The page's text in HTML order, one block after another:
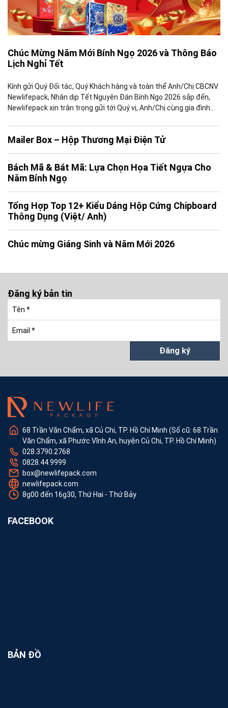
Chúc Mừng Năm Mới Bính Ngọ 2026 và Thông Báo
Lịch Nghỉ Tết
Kính gửi Quý Đối tác, Quý Khách hàng và toàn thể Anh/Chị CBCNV
Newlifepack, Nhân dịp Tết Nguyên Đán Bính Ngọ 2026 sắp đến,
Newlifepack xin trân trọng gửi tới Quý vị, Anh/Chị cùng gia đình
Mailer Box – Hộp Thương Mại Điện Tử
Bách Mã & Bát Mã: Lựa Chọn Họa Tiết Ngựa Cho
Năm Bính Ngọ
Tổng Hợp Top 12+ Kiểu Dáng Hộp Cứng Chipboard
Thông Dụng (Việt/ Anh)
Chúc mừng Giáng Sinh và Năm Mới 2026
Đăng ký bản tin
Đăng ký
68 Trần Văn Chẩm, xã Củ Chi, TP. Hồ Chí Minh (Số cũ: 68 Trần
Văn Chẩm, xã Phước Vĩnh An, huyện Củ Chi, TP. Hồ Chí Minh)
028.3790.2768
0828.44.9999
box@newlifepack.com
newlifepack.com
8g00 đến 16g30, Thứ Hai - Thứ Bảy
FACEBOOK
BẢN ĐỒ